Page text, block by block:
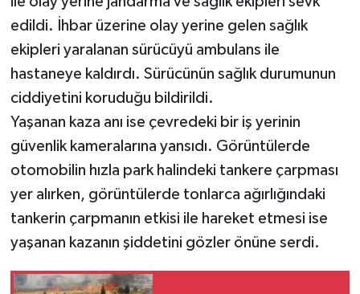
edildi. İhbar üzerine olay yerine gelen sağlık
ekipleri yaralanan sürücüyü ambulans ile
hastaneye kaldırdı. Sürücünün sağlık durumunun
ciddiyetini koruduğu bildirildi.
Yaşanan kaza anı ise çevredeki bir iş yerinin
güvenlik kameralarına yansıdı. Görüntülerde
otomobilin hızla park halindeki tankere çarpması
yer alırken, görüntülerde tonlarca ağırlığındaki
tankerin çarpmanın etkisi ile hareket etmesi ise
yaşanan kazanın şiddetini gözler önüne serdi.